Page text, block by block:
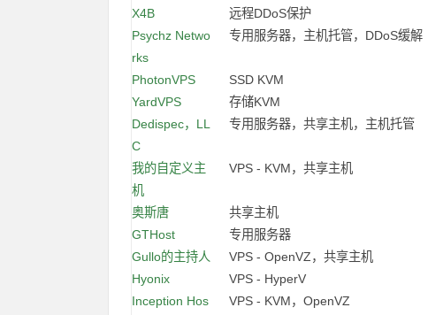
X4B 远程DDoS保护
Psychz Netwo
rks
专用服务器，主机托管，DDoS缓解
PhotonVPS SSD KVM
YardVPS
存储KVM
Dedispec，LL
C
专用服务器，共享主机，主机托管
我的自定义主
机
VPS - KVM，共享主机
奥斯唐 共享主机
GTHost
专用服务器
Gullo的主持人
VPS - OpenVZ，共享主机
Hyonix
VPS - HyperV
Inception Hos
VPS - KVM，OpenVZ